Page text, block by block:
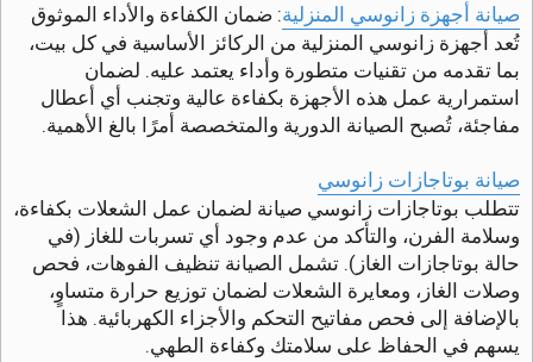
صيانة أجهزة زانوسي المنزلية: ضمان الكفاءة والأداء الموثوق
تُعد أجهزة زانوسي المنزلية من الركائز الأساسية في كل بيت،
بما تقدمه من تقنيات متطورة وأداء يعتمد عليه. لضمان
استمرارية عمل هذه الأجهزة بكفاءة عالية وتجنب أي أعطال
مفاجئة، تُصبح الصيانة الدورية والمتخصصة أمرًا بالغ الأهمية.
صيانة بوتاجازات زانوسي
تتطلب بوتاجازات زانوسي صيانة لضمان عمل الشعلات بكفاءة،
وسلامة الفرن، والتأكد من عدم وجود أي تسربات للغاز (في
حالة بوتاجازات الغاز). تشمل الصيانة تنظيف الفوهات، فحص
وصلات الغاز، ومعايرة الشعلات لضمان توزيع حرارة متساوٍ،
بالإضافة إلى فحص مفاتيح التحكم والأجزاء الكهربائية. هذا
يسهم في الحفاظ على سلامتك وكفاءة الطهي.